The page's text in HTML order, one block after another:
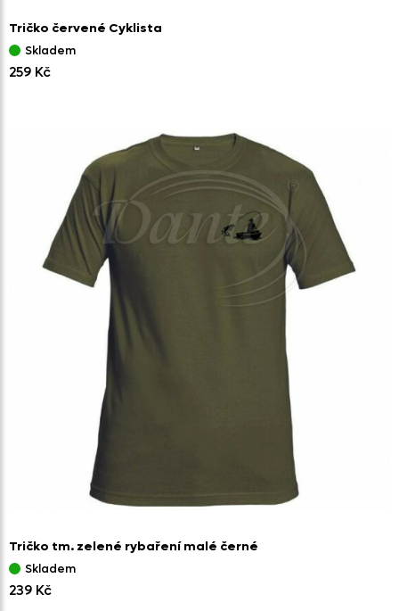
Tričko červené Cyklista
Skladem
259 Kč
Tričko tm. zelené rybaření malé černé
Skladem
239 Kč